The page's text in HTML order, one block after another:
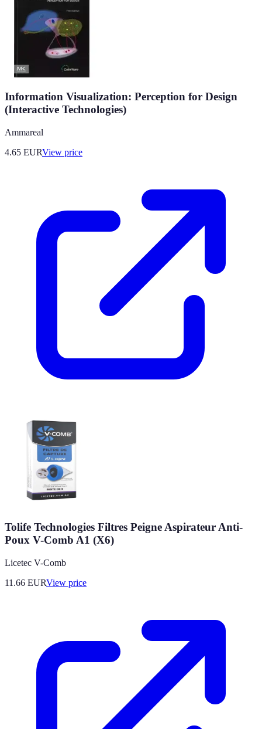
Information Visualization: Perception for Design
(Interactive Technologies)
Ammareal
4.65 EURView price
Tolife Technologies Filtres Peigne Aspirateur Anti-
Poux V-Comb A1 (X6)
Licetec V-Comb
11.66 EURView price